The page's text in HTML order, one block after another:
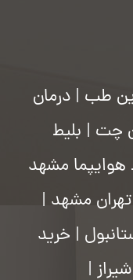
طب |درمان
چت | بلیط
هوایپما مشهد
مشهد |
| خرید
|